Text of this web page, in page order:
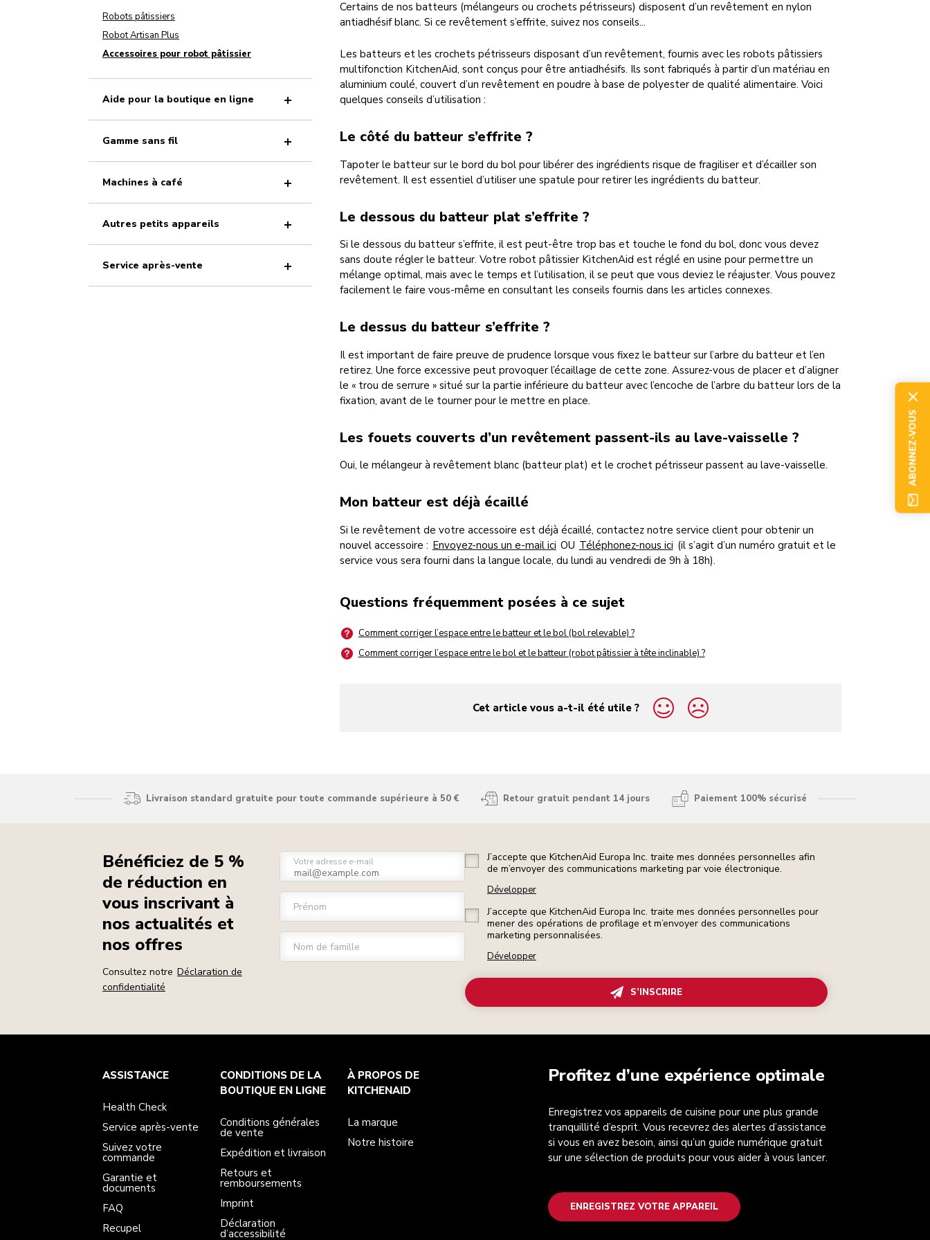
Certains de nos batteurs (mélangeurs ou crochets pétrisseurs) disposent d’un revêtement en nylon
antiadhésif blanc. Si ce revêtement s’effrite, suivez nos conseils...
Les batteurs et les crochets pétrisseurs disposant d’un revêtement, fournis avec les robots pâtissiers
multifonction KitchenAid, sont conçus pour être antiadhésifs. Ils sont fabriqués à partir d’un matériau en
aluminium coulé, couvert d’un revêtement en poudre à base de polyester de qualité alimentaire. Voici
quelques conseils d’utilisation :
Le côté du batteur s’effrite ?
Tapoter le batteur sur le bord du bol pour libérer des ingrédients risque de fragiliser et d’écailler son
revêtement. Il est essentiel d’utiliser une spatule pour retirer les ingrédients du batteur.
Le dessous du batteur plat s’effrite ?
Si le dessous du batteur s’effrite, il est peut-être trop bas et touche le fond du bol, donc vous devez
sans doute régler le batteur. Votre robot pâtissier KitchenAid est réglé en usine pour permettre un
mélange optimal, mais avec le temps et l’utilisation, il se peut que vous deviez le réajuster. Vous pouvez
facilement le faire vous-même en consultant les conseils fournis dans les articles connexes.
Le dessus du batteur s’effrite ?
Il est important de faire preuve de prudence lorsque vous fixez le batteur sur l’arbre du batteur et l’en
retirez. Une force excessive peut provoquer l’écaillage de cette zone. Assurez-vous de placer et d’aligner
le « trou de serrure » situé sur la partie inférieure du batteur avec l’encoche de l’arbre du batteur lors de la
fixation, avant de le tourner pour le mettre en place.
Les fouets couverts d’un revêtement passent-ils au lave-vaisselle ?
Oui, le mélangeur à revêtement blanc (batteur plat) et le crochet pétrisseur passent au lave-vaisselle.
Mon batteur est déjà écaillé
Si le revêtement de votre accessoire est déjà écaillé, contactez notre service client pour obtenir un
nouvel accessoire : Envoyez-nous un e-mail ici OU Téléphonez-nous ici (il s’agit d’un numéro gratuit et le
service vous sera fourni dans la langue locale, du lundi au vendredi de 9h à 18h).
Questions fréquemment posées à ce sujet
Comment corriger l’espace entre le batteur et le bol (bol relevable) ?
Comment corriger l’espace entre le bol et le batteur (robot pâtissier à tête inclinable) ?
Cet article vous a-t-il été utile ?
yes
no
Robots pâtissiers
Robot Artisan Plus
Accessoires pour robot pâtissier
Aide pour la boutique en ligne
Gamme sans fil
Machines à café
Autres petits appareils
Service après-vente
Livraison standard gratuite pour toute commande supérieure à 50 € Retour gratuit pendant 14 jours Paiement 100% sécurisé
Bénéficiez de 5 %
de réduction en
vous inscrivant à
nos actualités et
nos offres
Consultez notre Déclaration de
confidentialité
Votre adresse e-mail
Prénom
Nom de famille
J’accepte que KitchenAid Europa Inc. traite mes données personnelles afin
de m’envoyer des communications marketing par voie électronique.
Développer
J’accepte que KitchenAid Europa Inc. traite mes données personnelles pour
mener des opérations de profilage et m’envoyer des communications
marketing personnalisées.
Développer
S’INSCRIRE
Profitez d’une expérience optimale
Enregistrez vos appareils de cuisine pour une plus grande
tranquillité d’esprit. Vous recevrez des alertes d’assistance
si vous en avez besoin, ainsi qu’un guide numérique gratuit
sur une sélection de produits pour vous aider à vous lancer.
ENREGISTREZ VOTRE APPAREIL
Health Check
Service après-vente
FAQ
Conditions générales de vente
Expédition et livraison
Déclaration d’accessibilité
La marque
Notre histoire
Trouver une boutique
ASSISTANCE
Health Check
Service après-vente
Suivez votre
commande
Garantie et
documents
FAQ
Recupel
CONDITIONS DE LA
BOUTIQUE EN LIGNE
Conditions générales
de vente
Expédition et livraison
Retours et
remboursements
Imprint
Déclaration
d’accessibilité
À PROPOS DE
KITCHENAID
La marque
Notre histoire
ABONNEZ-VOUS